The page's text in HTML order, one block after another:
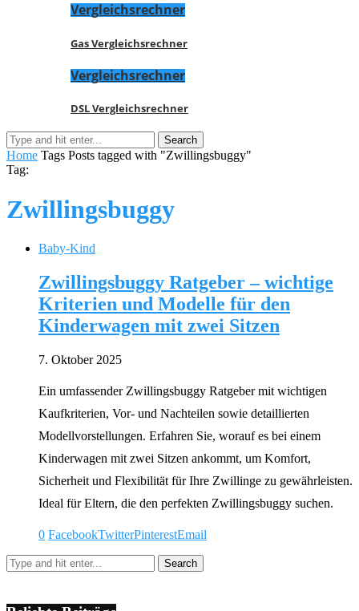
Vergleichsrechner
Gas Vergleichsrechner
Vergleichsrechner
DSL Vergleichsrechner
Home Tags Posts tagged with "Zwillingsbuggy"
Tag:
Zwillingsbuggy
Baby-Kind
Zwillingsbuggy Ratgeber – wichtige
Kriterien und Modelle für den
Kinderwagen mit zwei Sitzen
7. Oktober 2025
Ein umfassender Zwillingsbuggy Ratgeber mit wichtigen
Kaufkriterien, Vor- und Nachteilen sowie detaillierten
Modellvorstellungen. Erfahren Sie, worauf es bei einem
Kinderwagen mit zwei Sitzen ankommt, um Komfort,
Sicherheit und Flexibilität für Ihre Zwillinge zu gewährleisten.
Ideal für Eltern, die den perfekten Zwillingsbuggy suchen.
0 FacebookTwitterPinterestEmail